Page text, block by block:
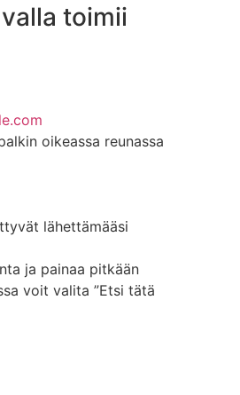
toimii
oikeassa reunassa
lähettämääsi
ja painaa pitkään
voit valita ”Etsi tätä